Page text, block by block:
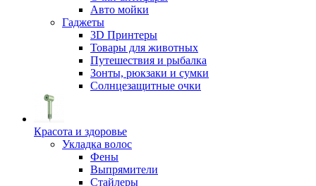
Авто мойки
Гаджеты
3D Принтеры
Товары для животных
Путешествия и рыбалка
Зонты, рюкзаки и сумки
Солнцезащитные очки
Красота и здоровье
Укладка волос
Фены
Выпрямители
Стайлеры